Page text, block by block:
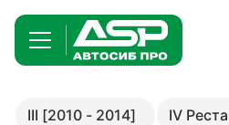
III [2010 - 2014]
IV